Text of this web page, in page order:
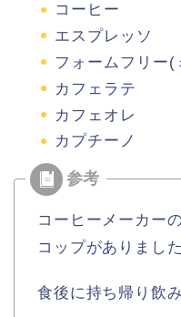
コーヒー
エスプレッソ
フォームフリー(
カフェラテ
カフェオレ
カプチーノ
コーヒーメーカー
コップがありました
食後に持ち帰り飲